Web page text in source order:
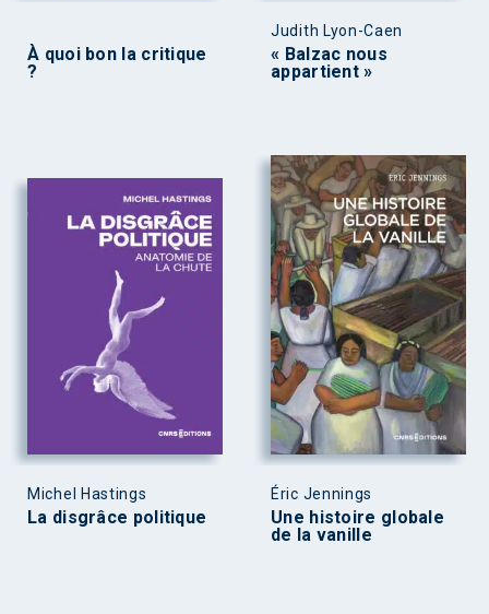
À quoi bon la critique
?
Judith Lyon-Caen
« Balzac nous
appartient »
Michel Hastings
La disgrâce politique
Éric Jennings
Une histoire globale
de la vanille